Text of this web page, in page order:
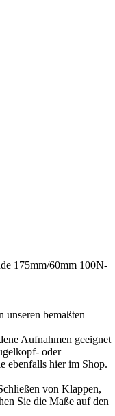
175mm/60mm 100N-
unseren bemaßten
Aufnahmen geeignet
oder
ebenfalls hier im Shop.
von Klappen,
Sie die Maße auf den